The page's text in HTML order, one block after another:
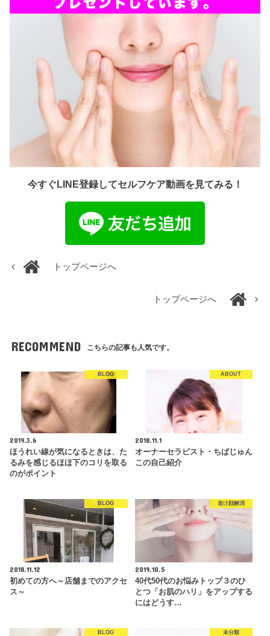
今すぐLINE登録してセルフケア動画を見てみる！
トップページへ
トップページへ
RECOMMEND こちらの記事も人気です。
BLOG
2019.3.6
ほうれい線が気になるときは、た
るみを感じるほほ下のコリを取る
のがポイント
ABOUT
2018.11.1
オーナーセラピスト・ちばじゅん
この自己紹介
BLOG
2018.11.12
初めての方へ～店舗までのアクセ
ス～
老け顔解消
2019.10.5
40代50代のお悩みトップ３のひ
とつ「お肌のハリ」をアップする
にはどうす…
BLOG 未分類